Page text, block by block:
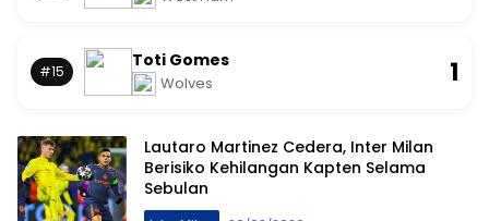
#15
Toti Gomes
Wolves 1
Lautaro Martinez Cedera, Inter Milan
Berisiko Kehilangan Kapten Selama
Sebulan